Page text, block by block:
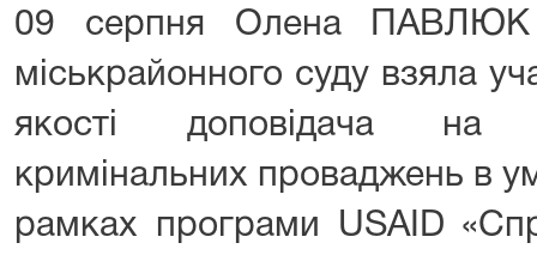
09 серпня Олена ПАВЛЮК
міськрайонного суду взяла
якості доповідача на
кримінальних проваджень в
рамках програми USAID